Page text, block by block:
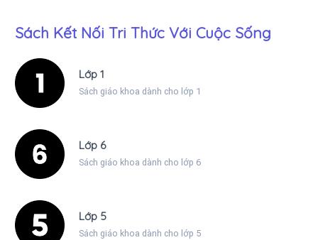
Sách Kết Nối Tri Thức Với Cuộc Sống
Lớp 1
Sách giáo khoa dành cho lớp 1
Lớp 6
Sách giáo khoa dành cho lớp 6
Lớp 5
Sách giáo khoa dành cho lớp 5